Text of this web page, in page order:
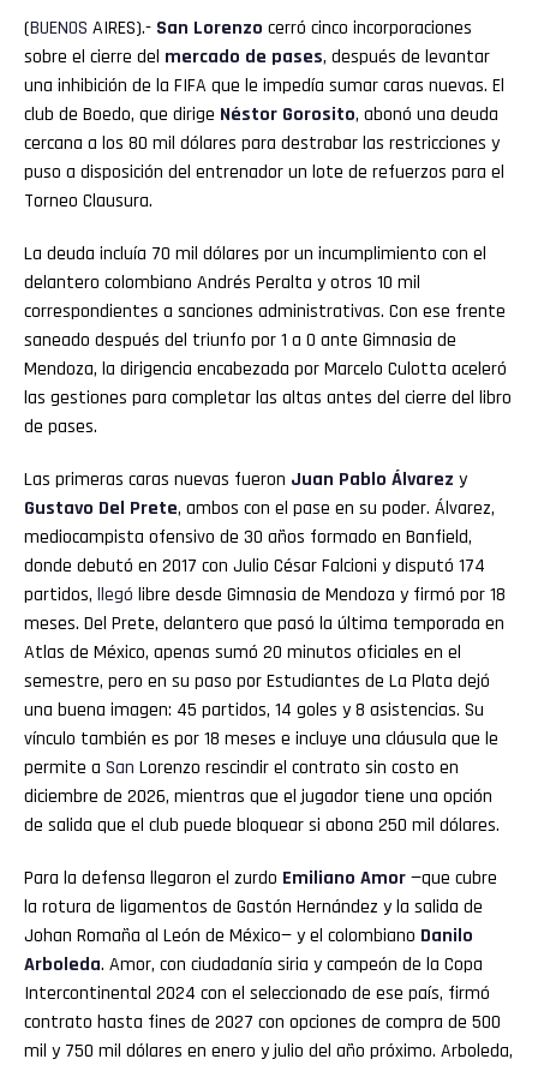
(BUENOS AIRES).- San Lorenzo cerró cinco incorporaciones
sobre el cierre del mercado de pases, después de levantar
una inhibición de la FIFA que le impedía sumar caras nuevas. El
club de Boedo, que dirige Néstor Gorosito, abonó una deuda
cercana a los 80 mil dólares para destrabar las restricciones y
puso a disposición del entrenador un lote de refuerzos para el
Torneo Clausura.
La deuda incluía 70 mil dólares por un incumplimiento con el
delantero colombiano Andrés Peralta y otros 10 mil
correspondientes a sanciones administrativas. Con ese frente
saneado después del triunfo por 1 a 0 ante Gimnasia de
Mendoza, la dirigencia encabezada por Marcelo Culotta aceleró
las gestiones para completar las altas antes del cierre del libro
de pases.
Las primeras caras nuevas fueron Juan Pablo Álvarez y
Gustavo Del Prete, ambos con el pase en su poder. Álvarez,
mediocampista ofensivo de 30 años formado en Banfield,
donde debutó en 2017 con Julio César Falcioni y disputó 174
partidos, llegó libre desde Gimnasia de Mendoza y firmó por 18
meses. Del Prete, delantero que pasó la última temporada en
Atlas de México, apenas sumó 20 minutos oficiales en el
semestre, pero en su paso por Estudiantes de La Plata dejó
una buena imagen: 45 partidos, 14 goles y 8 asistencias. Su
vínculo también es por 18 meses e incluye una cláusula que le
permite a San Lorenzo rescindir el contrato sin costo en
diciembre de 2026, mientras que el jugador tiene una opción
de salida que el club puede bloquear si abona 250 mil dólares.
Para la defensa llegaron el zurdo Emiliano Amor—que cubre
la rotura de ligamentos de Gastón Hernández y la salida de
Johan Romaña al León de México— y el colombiano Danilo
Arboleda. Amor, con ciudadanía siria y campeón de la Copa
Intercontinental 2024 con el seleccionado de ese país, firmó
contrato hasta fines de 2027 con opciones de compra de 500
mil y 750 mil dólares en enero y julio del año próximo. Arboleda,